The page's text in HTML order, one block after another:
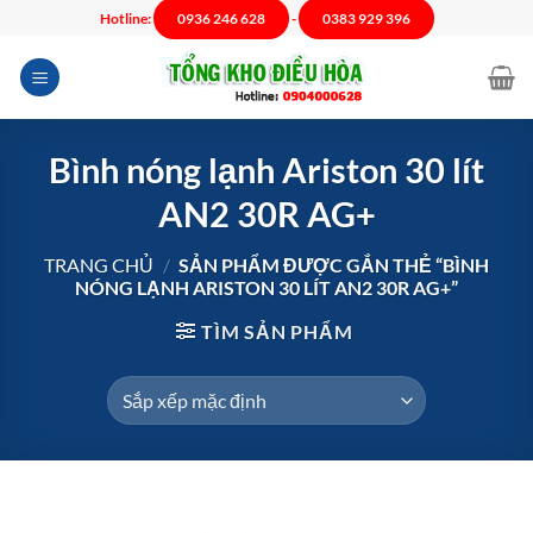
nội
dung
Hotline: 0936 246 628 - 0383 929 396
Bình nóng lạnh Ariston 30 lít
AN2 30R AG+
TRANG CHỦ / SẢN PHẨM ĐƯỢC GẮN THẺ “BÌNH
NÓNG LẠNH ARISTON 30 LÍT AN2 30R AG+”
TÌM SẢN PHẨM